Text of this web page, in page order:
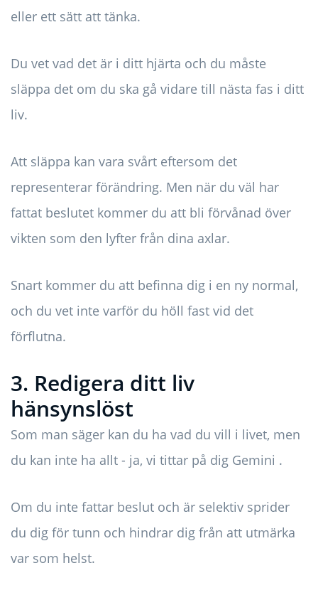
eller ett sätt att tänka.
Du vet vad det är i ditt hjärta och du måste
släppa det om du ska gå vidare till nästa fas i ditt
liv.
Att släppa kan vara svårt eftersom det
representerar förändring. Men när du väl har
fattat beslutet kommer du att bli förvånad över
vikten som den lyfter från dina axlar.
Snart kommer du att befinna dig i en ny normal,
och du vet inte varför du höll fast vid det
förflutna.
3. Redigera ditt liv
hänsynslöst
Som man säger kan du ha vad du vill i livet, men
du kan inte ha allt - ja, vi tittar på dig Gemini .
Om du inte fattar beslut och är selektiv sprider
du dig för tunn och hindrar dig från att utmärka
var som helst.